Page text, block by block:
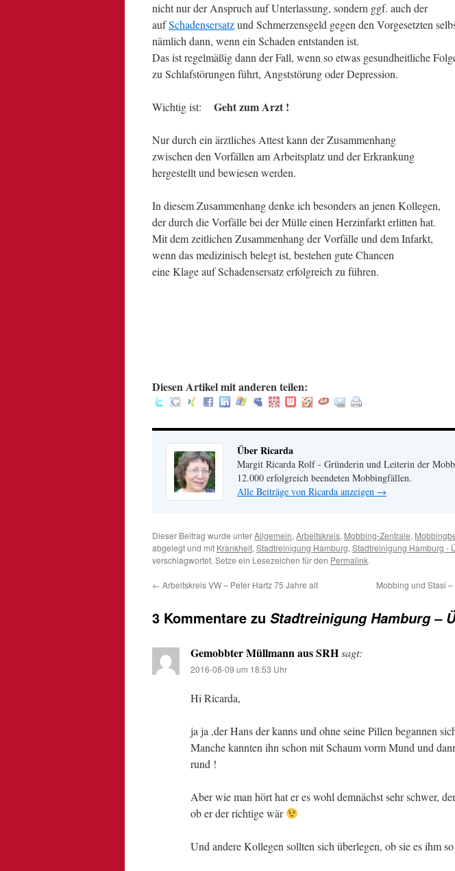
nicht nur der Anspruch auf Unterlassung, sondern ggf. auch der
aufSchadensersatzund Schmerzensgeld gegen den Vorgesetzten
nämlich dann, wenn ein Schaden entstanden ist.
Das ist regelmäßig dann der Fall, wenn so etwas gesundheitliche
zu Schlafstörungen führt, Angststörung oder Depression.
Wichtig ist: Geht zum Arzt !
Nur durch ein ärztliches Attest kann der Zusammenhang
zwischen den Vorfällen am Arbeitsplatz und der Erkrankung
hergestellt und bewiesen werden.
In diesem Zusammenhang denke ich besonders an jenen Kollegen,
der durch die Vorfälle bei der Mülle einen Herzinfarkt erlitten hat.
Mit dem zeitlichen Zusammenhang der Vorfälle und dem Infarkt,
wenn das medizinisch belegt ist, bestehen gute Chancen
eine Klage auf Schadensersatz erfolgreich zu führen.
Diesen Artikel mit anderen teilen:
Über Ricarda
Margit Ricarda Rolf - Gründerin und Leiterin der
12.000 erfolgreich beendeten Mobbingfällen.
Alle Beiträge von Ricarda anzeigen →
Dieser Beitrag wurde unterAllgemein, Arbeitskreis, Mobbing-Zentrale,
abgelegt und mit Krankheit, Stadtreinigung Hamburg, Stadtreinigung Hamburg -
verschlagwortet. Setze ein Lesezeichen für den Permalink.
← Arbeitskreis VW – Peter Hartz 75 Jahre alt Mobbing und Stasi
3 Kommentare zu Stadtreinigung Hamburg –
Gemobbter Müllmann aus SRHsagt:
2016-08-09 um 18:53 Uhr
Hi Ricarda,
ja ja ,der Hans der kanns und ohne seine Pillen begannen
Manche kannten ihn schon mit Schaum vorm Mund und
rund !
Aber wie man hört hat er es wohl demnächst sehr schwer,
ob er der richtige wär
Und andere Kollegen sollten sich überlegen, ob sie es ihm